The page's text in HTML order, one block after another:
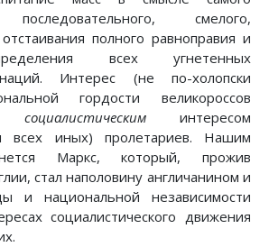
последовательного, смелого,
полного равноправия и
всех угнетенных
Интерес (не по-холопски
гордости великороссов
социалистическиминтересом
всех иных) пролетариев. Нашим
Маркс, который, прожив
стал наполовину англичанином и
и национальной независимости
социалистического движения